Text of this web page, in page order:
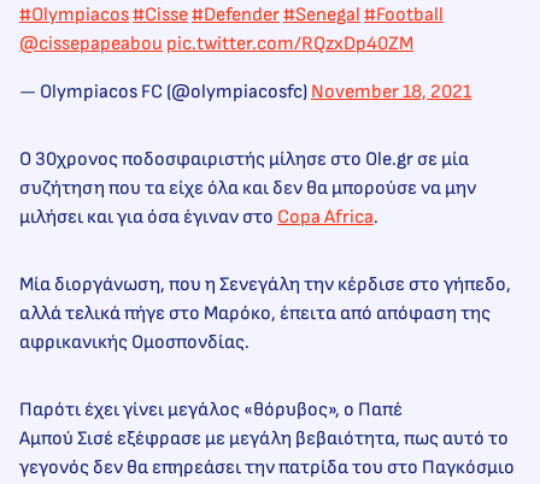
#Olympiacos#Cisse#Defender#Senegal #Football
@cissepapeabou pic.twitter.com/RQzxDp40ZM
— Olympiacos FC (@olympiacosfc) November 18, 2021
Ο 30χρονος ποδοσφαιριστής μίλησε στο Ole.gr σε μία
συζήτηση που τα είχε όλα και δεν θα μπορούσε να μην
μιλήσει και για όσα έγιναν στο Copa Africa.
Μία διοργάνωση, που η Σενεγάλη την κέρδισε στο γήπεδο,
αλλά τελικά πήγε στο Μαρόκο, έπειτα από απόφαση της
αφρικανικής Ομοσπονδίας.
Παρότι έχει γίνει μεγάλος «θόρυβος», ο Παπέ
Αμπού Σισέ εξέφρασε με μεγάλη βεβαιότητα, πως αυτό το
γεγονός δεν θα επηρεάσει την πατρίδα του στο Παγκόσμιο